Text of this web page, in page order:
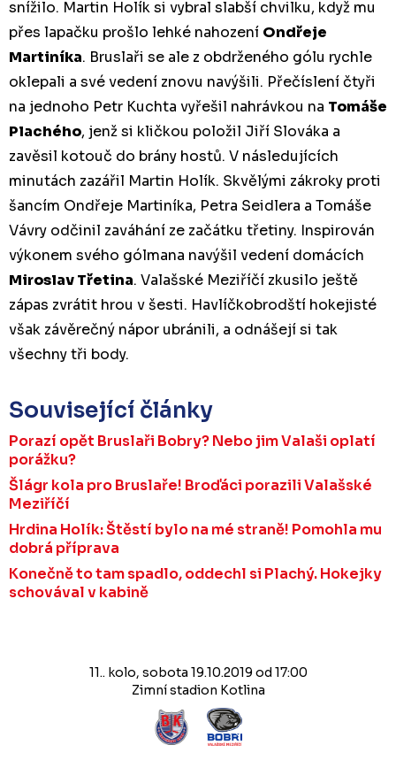
snížilo. Martin Holík si vybral slabší chvilku, když mu
přes lapačku prošlo lehké nahození Ondřeje
Martiníka. Bruslaři se ale z obdrženého gólu rychle
oklepali a své vedení znovu navýšili. Přečíslení čtyři
na jednoho Petr Kuchta vyřešil nahrávkou na Tomáše
Plachého, jenž si kličkou položil Jiří Slováka a
zavěsil kotouč do brány hostů. V následujících
minutách zazářil Martin Holík. Skvělými zákroky proti
šancím Ondřeje Martiníka, Petra Seidlera a Tomáše
Vávry odčinil zaváhání ze začátku třetiny. Inspirován
výkonem svého gólmana navýšil vedení domácích
Miroslav Třetina. Valašské Meziříčí zkusilo ještě
zápas zvrátit hrou v šesti. Havlíčkobrodští hokejisté
však závěrečný nápor ubránili, a odnášejí si tak
všechny tři body.
Související články
Porazí opět Bruslaři Bobry? Nebo jim Valaši oplatí
porážku?
Šlágr kola pro Bruslaře! Broďáci porazili Valašské
Meziříčí
Hrdina Holík: Štěstí bylo na mé straně! Pomohla mu
dobrá příprava
Konečně to tam spadlo, oddechl si Plachý. Hokejky
schovával v kabině
11.. kolo, sobota 19.10.2019 od 17:00
Zimní stadion Kotlina